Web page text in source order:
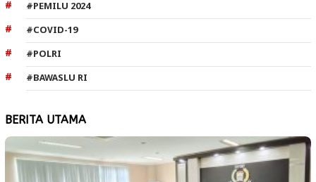
#PEMILU 2024
#COVID-19
#POLRI
#BAWASLU RI
BERITA UTAMA